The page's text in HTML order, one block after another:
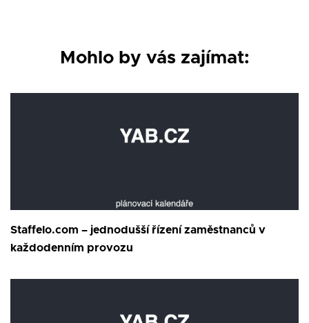
Mohlo by vás zajímat:
Staffelo.com – jednodušší řízení zaměstnanců v
každodenním provozu